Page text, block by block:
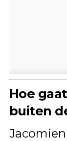
Hoe
buiten